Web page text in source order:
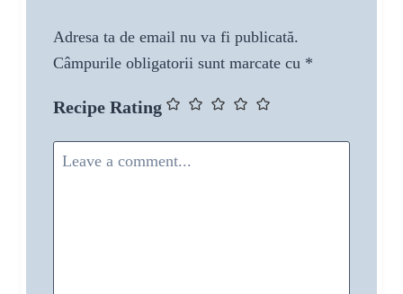
Adresa ta de email nu va fi publicată.
Câmpurile obligatorii sunt marcate cu *
Recipe Rating